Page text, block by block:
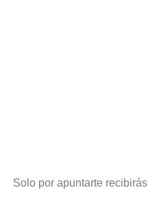
Solo por apuntarte recibirás